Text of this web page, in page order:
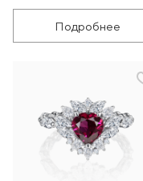
Подробнее